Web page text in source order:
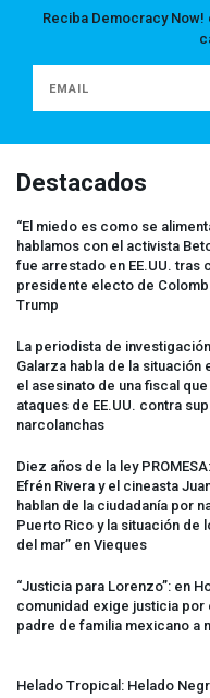
Reciba Democracy
Destacados
“El miedo es como se
hablamos con el activista
fue arrestado en EE.UU. tras
presidente electo de
Trump
La periodista de
Galarza habla de la situación
el asesinato de una fiscal
ataques de EE.UU. contra
narcolanchas
Diez años de la ley PROMESA
Efrén Rivera y el cineasta
hablan de la ciudadanía por
Puerto Rico y la situación de
del mar” en Vieques
“Justicia para Lorenzo”: en
comunidad exige justicia por
padre de familia mexicano a
Helado Tropical: Helado